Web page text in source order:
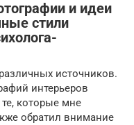
и идеи
стили
источников.
интерьеров
которые мне
обратил внимание